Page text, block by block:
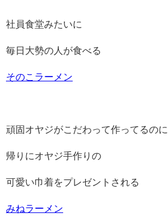
社員食堂みたいに
毎日大勢の人が食べる
そのこラーメン
頑固オヤジがこだわって作ってるのに
帰りにオヤジ手作りの
可愛い巾着をプレゼントされる
みねラーメン